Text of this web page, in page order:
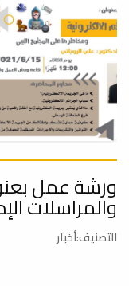
ورشة عمل
والمراسلات
التصنيف:أخبار